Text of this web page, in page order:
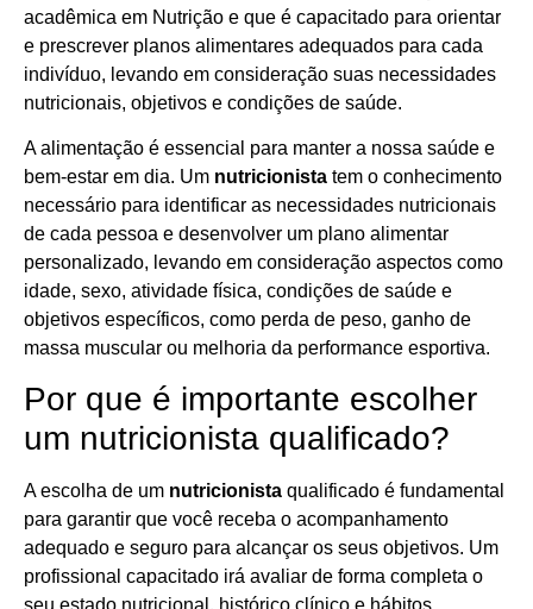
acadêmica em Nutrição e que é capacitado para orientar
e prescrever planos alimentares adequados para cada
indivíduo, levando em consideração suas necessidades
nutricionais, objetivos e condições de saúde.
A alimentação é essencial para manter a nossa saúde e
bem-estar em dia. Um nutricionista tem o conhecimento
necessário para identificar as necessidades nutricionais
de cada pessoa e desenvolver um plano alimentar
personalizado, levando em consideração aspectos como
idade, sexo, atividade física, condições de saúde e
objetivos específicos, como perda de peso, ganho de
massa muscular ou melhoria da performance esportiva.
Por que é importante escolher
um nutricionista qualificado?
A escolha de um nutricionista qualificado é fundamental
para garantir que você receba o acompanhamento
adequado e seguro para alcançar os seus objetivos. Um
profissional capacitado irá avaliar de forma completa o